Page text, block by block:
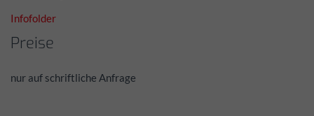
Infofolder
Preise
nur auf schriftliche Anfrage